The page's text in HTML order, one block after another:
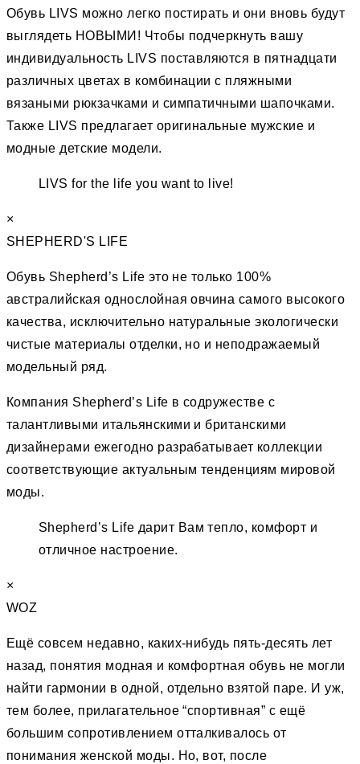
Обувь LIVS можно легко постирать и они вновь будут
выглядеть НОВЫМИ! Чтобы подчеркнуть вашу
индивидуальность LIVS поставляются в пятнадцати
различных цветах в комбинации с пляжными
вязаными рюкзачками и симпатичными шапочками.
Также LIVS предлагает оригинальные мужские и
модные детские модели.
LIVS for the life you want to live!
×
SHEPHERD'S LIFE
Обувь Shepherd’s Life это не только 100%
австралийская однослойная овчина самого высокого
качества, исключительно натуральные экологически
чистые материалы отделки, но и неподражаемый
модельный ряд.
Компания Shepherd’s Life в содружестве с
талантливыми итальянскими и британскими
дизайнерами ежегодно разрабатывает коллекции
соответствующие актуальным тенденциям мировой
моды.
Shepherd’s Life дарит Вам тепло, комфорт и
отличное настроение.
×
WOZ
Ещё совсем недавно, каких-нибудь пять-десять лет
назад, понятия модная и комфортная обувь не могли
найти гармонии в одной, отдельно взятой паре. И уж,
тем более, прилагательное “спортивная” c ещё
большим сопротивлением отталкивалось от
понимания женской моды. Но, вот, после